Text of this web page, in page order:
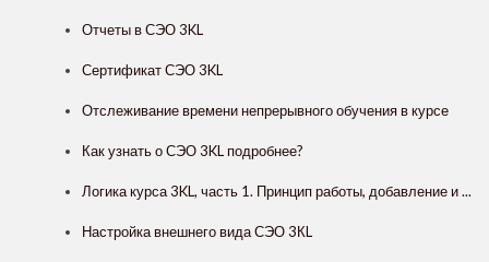
Отчеты в СЭО 3KL
Сертификат СЭО 3KL
Отслеживание времени непрерывного обучения в курсе
Как узнать о СЭО 3KL подробнее?
Логика курса 3KL, часть 1. Принцип работы, добавление и ...
Настройка внешнего вида СЭО 3КL